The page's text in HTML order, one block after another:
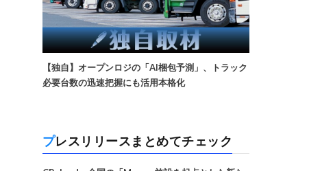
【独自】オープンロジの「AI梱包予測」、トラック
必要台数の迅速把握にも活用本格化
プレスリリースまとめてチェック